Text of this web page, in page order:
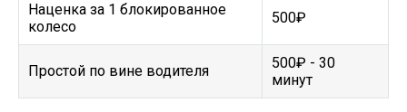
Наценка за 1 блокированное
колесо
500₽
Простой по вине водителя
500₽ - 30
минут